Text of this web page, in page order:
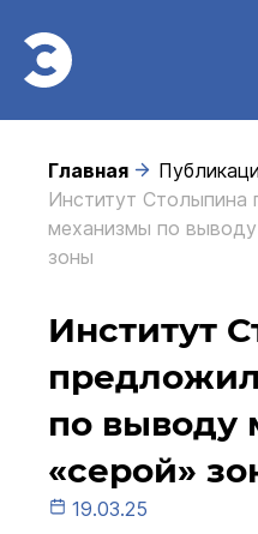
Главная
Институт Столыпина
механизмы по
зоны
Институт
по выводу
«серой»
19.03.25